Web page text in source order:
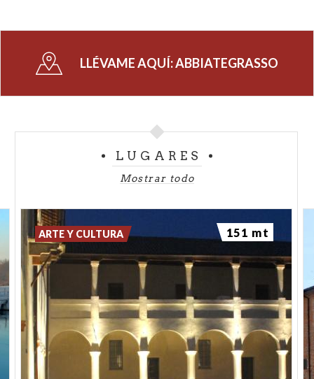
LLÉVAME AQUÍ:ABBIATEGRASSO
LUGARES
Mostrar todo
ARTE Y CULTURA 151 mt